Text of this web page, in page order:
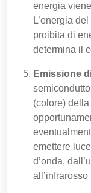
energia
L’energia
proibita di
determina il
Emissione
(colore)
emettere
d’onda,
all’infrarosso